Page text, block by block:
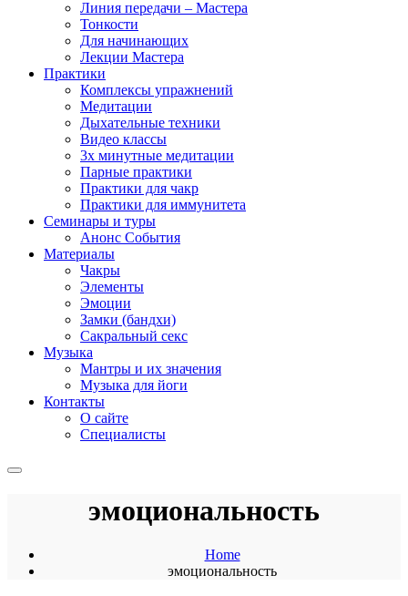
Линия передачи – Мастера
Тонкости
Для начинающих
Лекции Мастера
Практики
Комплексы упражнений
Медитации
Дыхательные техники
Видео классы
3х минутные медитации
Парные практики
Практики для чакр
Практики для иммунитета
Семинары и туры
Анонс События
Материалы
Чакры
Элементы
Эмоции
Замки (бандхи)
Сакральный секс
Музыка
Мантры и их значения
Музыка для йоги
Контакты
О сайте
Специалисты
эмоциональность
Home
эмоциональность